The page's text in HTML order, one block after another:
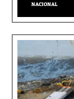
NACIONAL